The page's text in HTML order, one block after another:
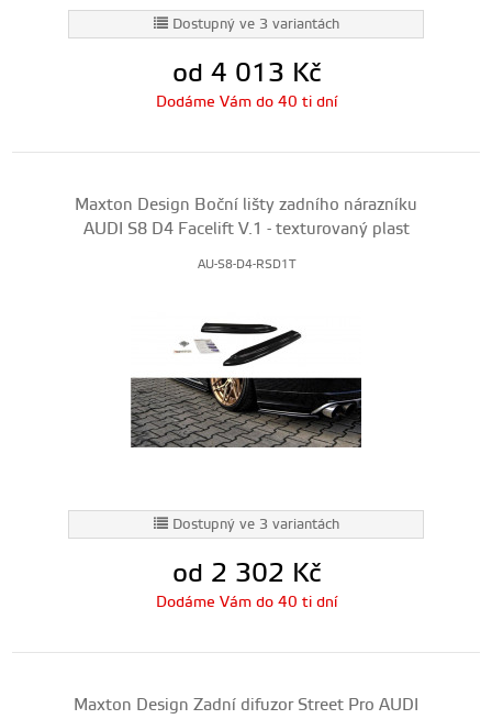
Dostupný ve 3 variantách
od 4 013 Kč
Dodáme Vám do 40 ti dní
Maxton Design Boční lišty zadního nárazníku
AUDI S8 D4 Facelift V.1 - texturovaný plast
AU-S8-D4-RSD1T
Dostupný ve 3 variantách
od 2 302 Kč
Dodáme Vám do 40 ti dní
Maxton Design Zadní difuzor Street Pro AUDI